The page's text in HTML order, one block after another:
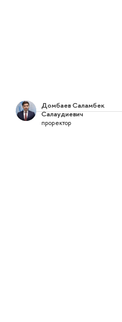
Домбаев Саламбек
Салаудиевич
проректор